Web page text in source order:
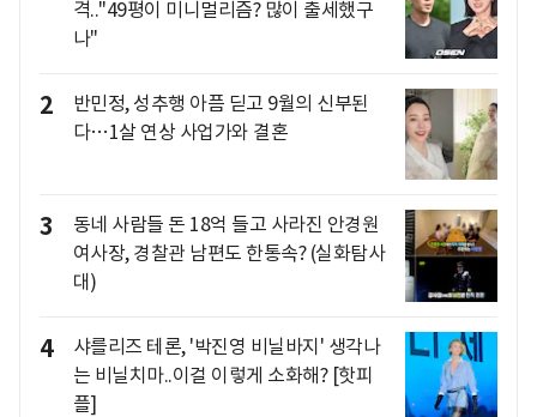
격.."49평이 미니멀리즘? 많이 출세했구
나"
2
반민정, 성추행 아픔 딛고 9월의 신부된
다…1살 연상 사업가와 결혼
3
동네 사람들 돈 18억 들고 사라진 안경원
여사장, 경찰관 남편도 한통속? (실화탐사
대)
4
샤를리즈 테론, '박진영 비닐바지' 생각나
는 비닐치마..이걸 이렇게 소화해? [핫피
플]